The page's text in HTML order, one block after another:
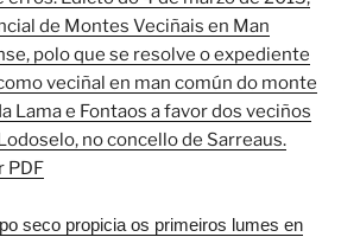
de Montes Veciñais en Man
polo que se resolve o expediente
veciñal en man común do monte
Lama e Fontaos a favor dos veciños
no concello de Sarreaus.
PDF
seco propicia os primeiros lumes en